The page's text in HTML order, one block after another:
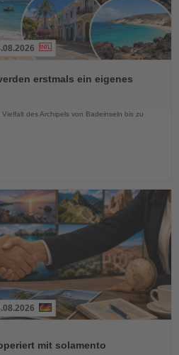
erstmals ein eigenes
des Archipels von Badeinseln bis zu
mit solamento